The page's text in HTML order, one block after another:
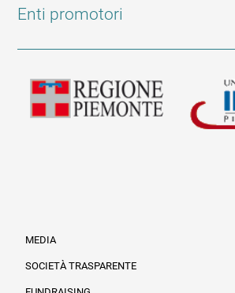
Enti promotori
MEDIA
SOCIETÀ TRASPARENTE